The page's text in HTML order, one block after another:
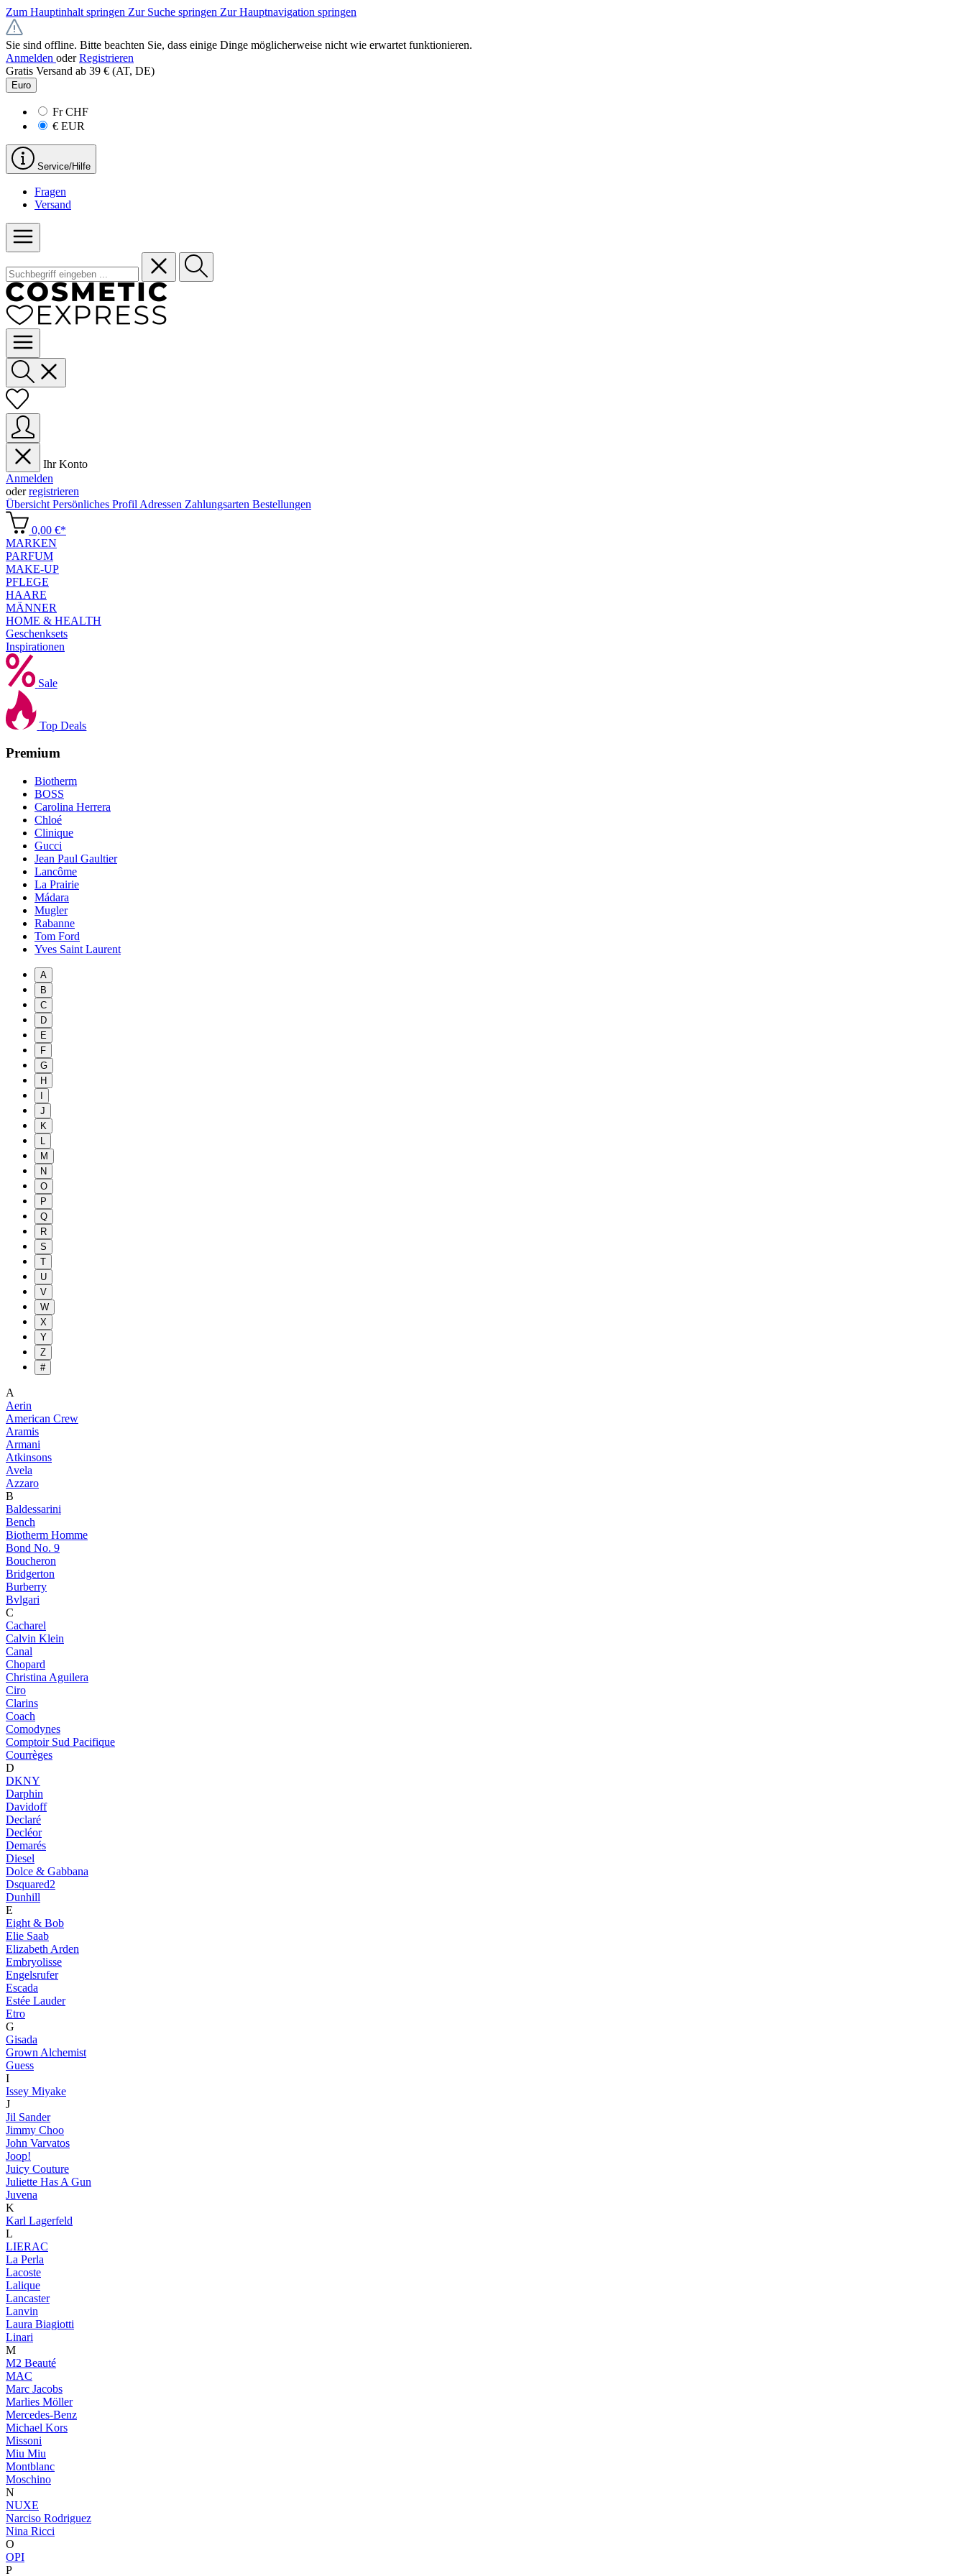
Zum Hauptinhalt springen Zur Suche springen Zur Hauptnavigation springen
Sie sind offline. Bitte beachten Sie, dass einige Dinge möglicherweise nicht wie erwartet funktionieren.
Anmelden oder Registrieren
Gratis Versand ab 39 € (AT, DE)
Euro
FrCHF
€ EUR
Service/Hilfe
Fragen
Versand
Ihr Konto
Anmelden
oderregistrieren
Übersicht Persönliches Profil Adressen Zahlungsarten Bestellungen
0,00 €*
MARKEN
PARFUM
MAKE-UP
PFLEGE
HAARE
MÄNNER
HOME & HEALTH
Geschenksets
Inspirationen
Sale
Top Deals
Premium
Biotherm
BOSS
Carolina Herrera
Chloé
Clinique
Gucci
Jean Paul Gaultier
Lancôme
La Prairie
Mádara
Mugler
Rabanne
Tom Ford
Yves Saint Laurent
A
B
C
D
E
F
G
H
J
K
L
M
N
O
P
Q
R
S
T
U
V
W
X
Y
Z
#
A
Aerin
American Crew
Aramis
Armani
Atkinsons
Avela
Azzaro
B
Baldessarini
Bench
Biotherm Homme
Bond No. 9
Boucheron
Bridgerton
Burberry
Bvlgari
C
Cacharel
Calvin Klein
Canal
Chopard
Christina Aguilera
Ciro
Clarins
Coach
Comodynes
Comptoir Sud Pacifique
Courrèges
D
DKNY
Darphin
Davidoff
Declaré
Decléor
Demarés
Diesel
Dolce & Gabbana
Dsquared2
Dunhill
E
Eight & Bob
Elie Saab
Elizabeth Arden
Embryolisse
Engelsrufer
Escada
Estée Lauder
Etro
G
Gisada
Grown Alchemist
Guess
I
Issey Miyake
J
Jil Sander
Jimmy Choo
John Varvatos
Joop!
Juicy Couture
Juliette Has A Gun
Juvena
K
Karl Lagerfeld
L
LIERAC
La Perla
Lacoste
Lalique
Lancaster
Lanvin
Laura Biagiotti
Linari
M
M2 Beauté
MAC
Marc Jacobs
Marlies Möller
Mercedes-Benz
Michael Kors
Missoni
Miu Miu
Montblanc
Moschino
N
NUXE
Narciso Rodriguez
Nina Ricci
O
OPI
P